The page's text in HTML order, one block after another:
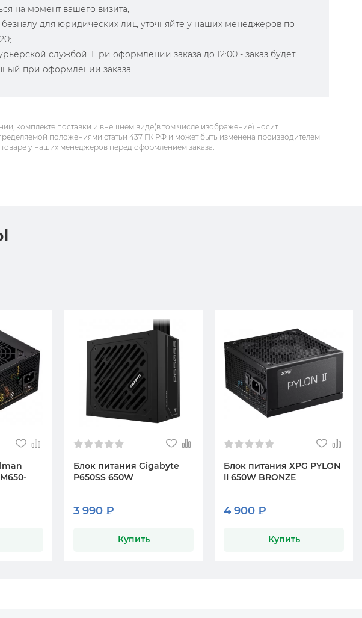
на момент вашего визита;
для юридических лиц уточняйте у наших менеджеров по
службой. При оформлении заказа до 12:00 - заказ будет
при оформлении заказа.
комплекте поставки и внешнем виде(в том числе изображение) носит
положениями статьи 437 ГК РФ и может быть изменена производителем
у наших менеджеров перед оформлением заказа.
Блок питания Gigabyte
P650SS 650W
3 990 ₽
Купить
Блок питания XPG PYLON
II 650W BRONZE
4 900 ₽
Купить